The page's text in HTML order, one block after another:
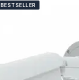
BESTSELLER